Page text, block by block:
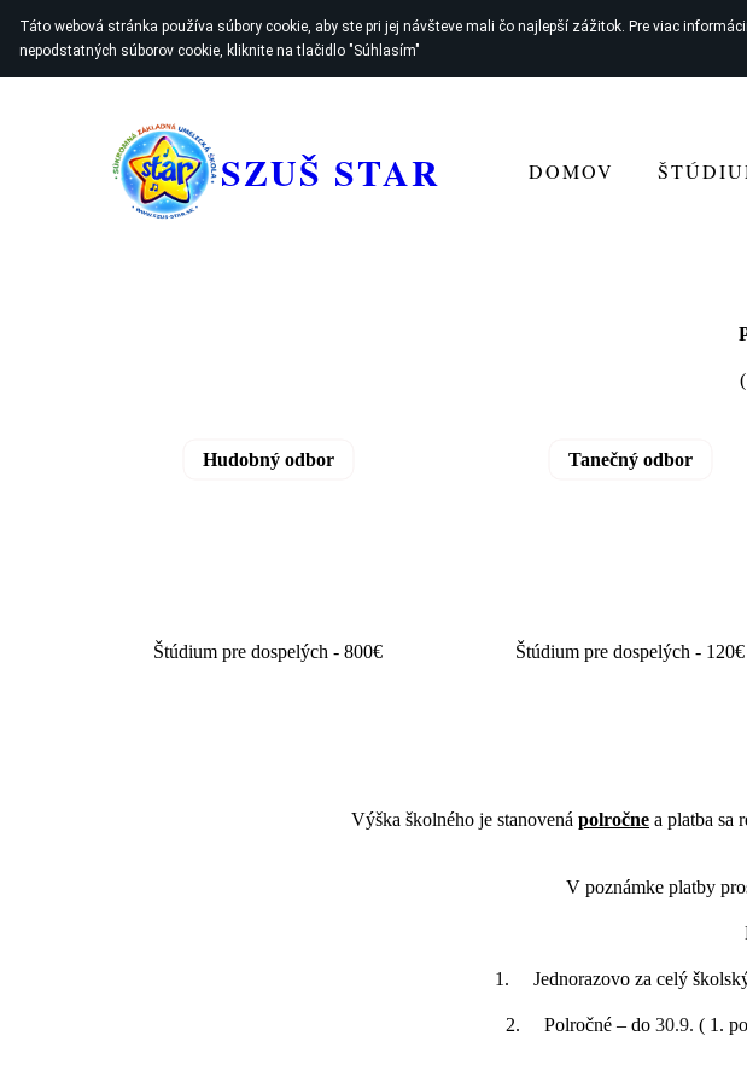
Táto webová stránka používa súbory cookie, aby ste pri jej návšteve mali čo najlepší zážitok. Pre viac
nepodstatných súborov cookie, kliknite na tlačidlo "Súhlasím"
SZUŠ STAR DOMOV
Hudobný odbor
Štúdium pre dospelých - 800€
Tanečný odbor
Štúdium pre dospelých - 120€
Výška školného je stanovená polročne a platba sa
V poznámke platby
1. Jednorazovo za celý
2. Polročné – do 30.9. ( 1.